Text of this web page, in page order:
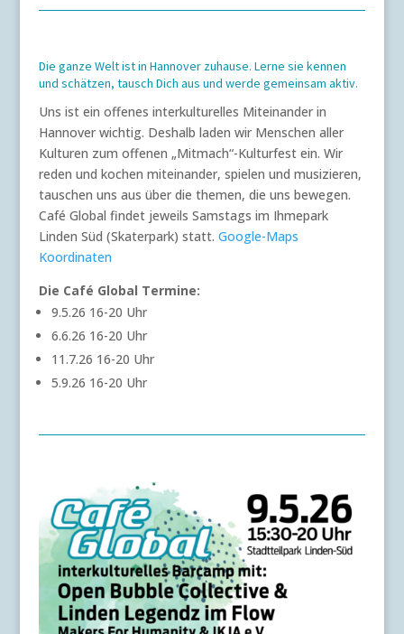
Die ganze Welt ist in Hannover zuhause. Lerne sie kennen
und schätzen, tausch Dich aus und werde gemeinsam aktiv.
Uns ist ein offenes interkulturelles Miteinander in
Hannover wichtig. Deshalb laden wir Menschen aller
Kulturen zum offenen „Mitmach“-Kulturfest ein. Wir
reden und kochen miteinander, spielen und musizieren,
tauschen uns aus über die themen, die uns bewegen.
Café Global findet jeweils Samstags im Ihmepark
Linden Süd (Skaterpark) statt. Google-Maps
Koordinaten
Die Café Global Termine:
9.5.26 16-20 Uhr
6.6.26 16-20 Uhr
11.7.26 16-20 Uhr
5.9.26 16-20 Uhr